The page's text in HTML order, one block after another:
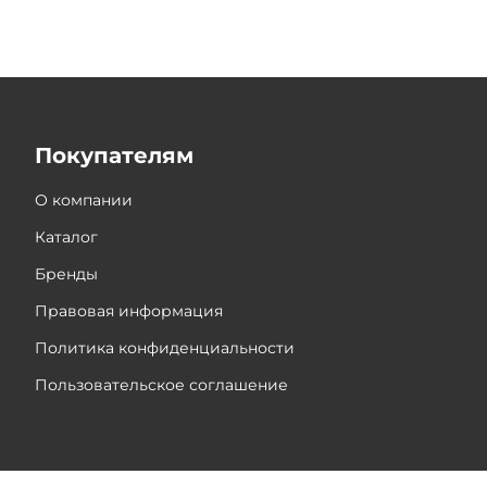
Покупателям
О компании
Каталог
Бренды
Правовая информация
Политика конфиденциальности
Пользовательское соглашение